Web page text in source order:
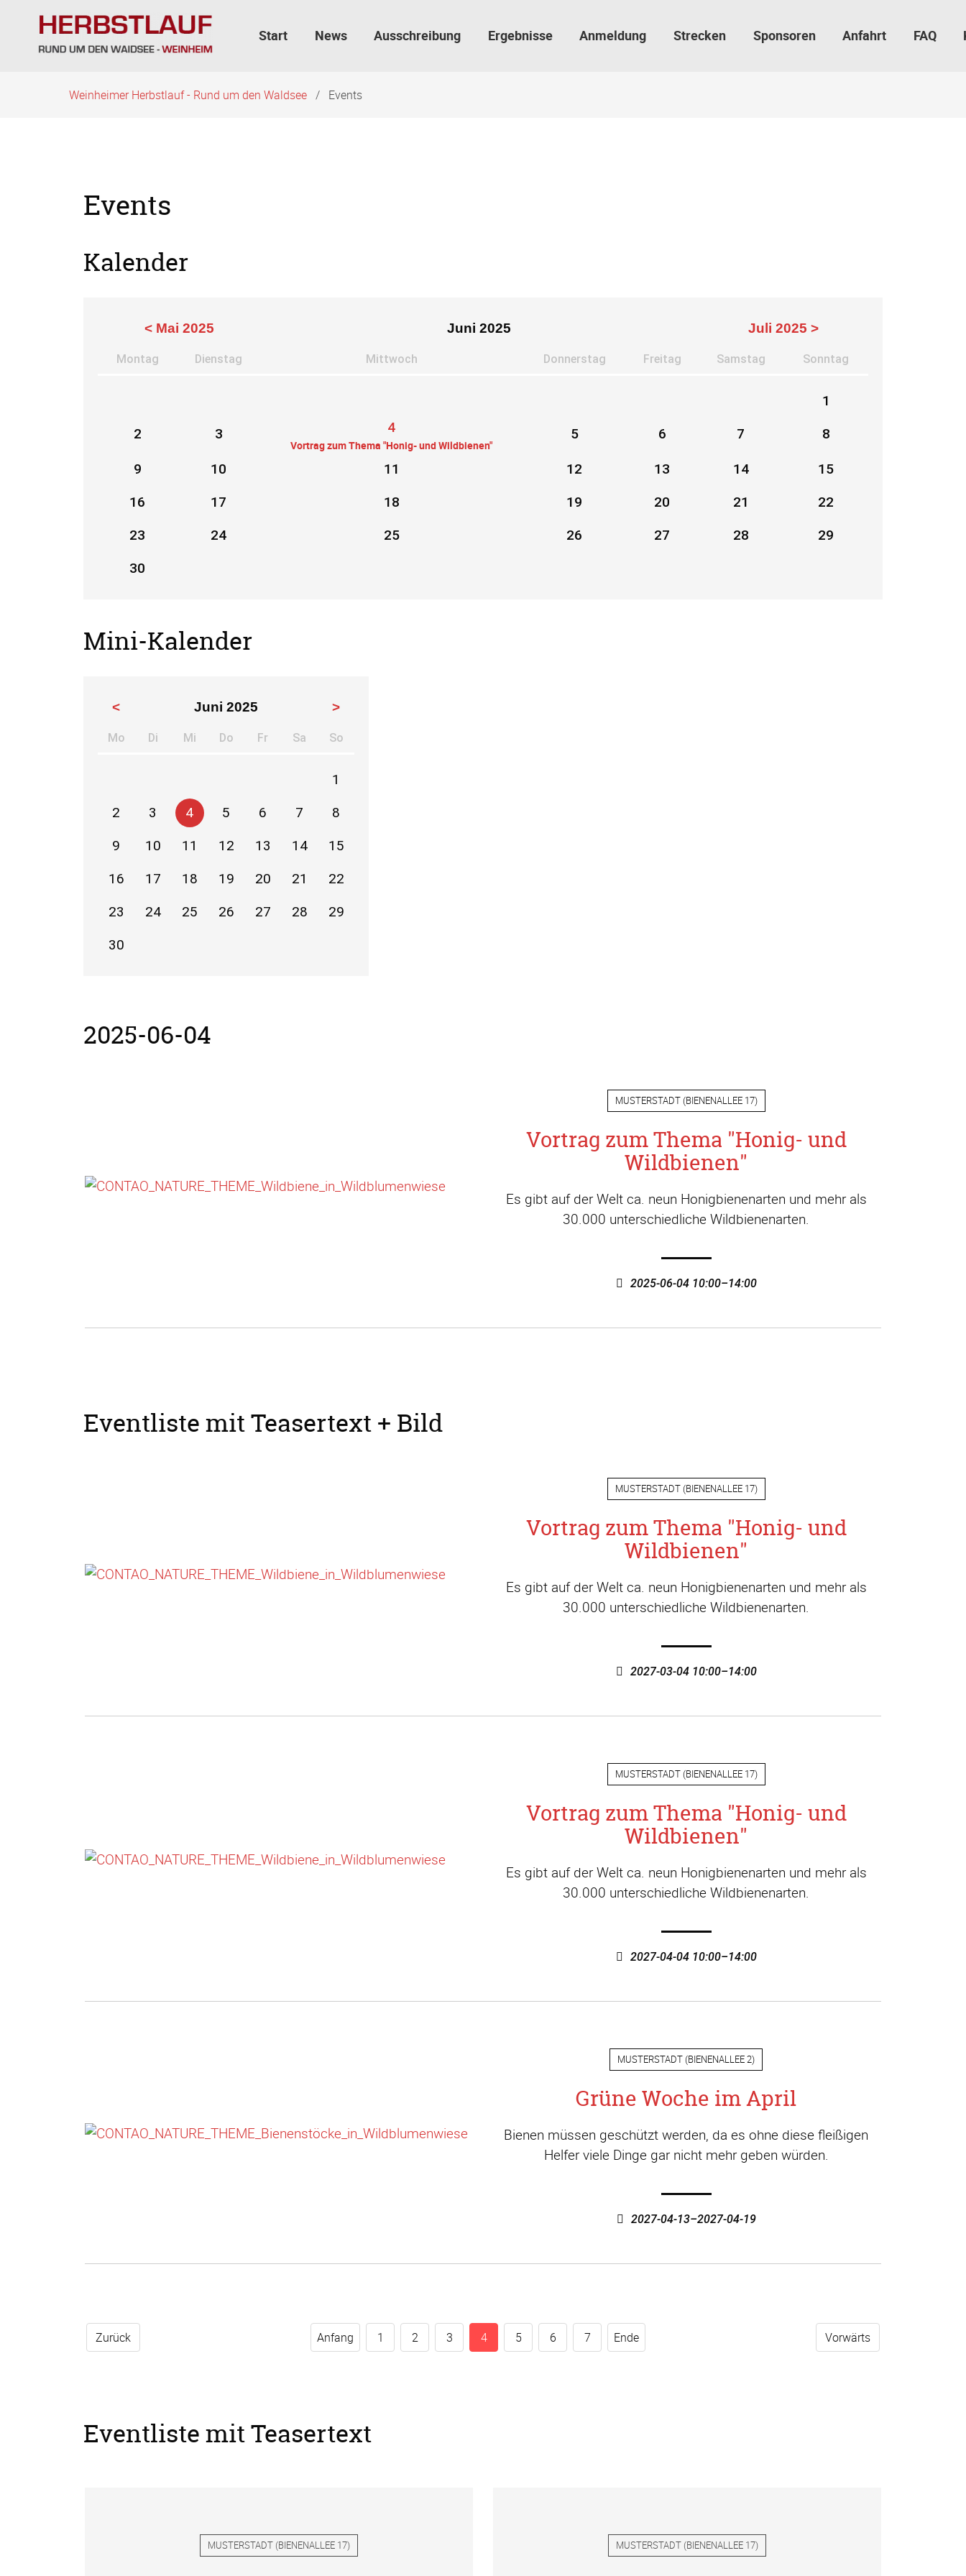
überspringen
Start News Ausschreibung Ergebnisse Anmeldung Strecken Sponsoren Anfahrt FAQ
Weinheimer Herbstlauf - Rund um den Waldsee Events
Events
Kalender
< Mai 2025 Juni 2025 Juli 2025 >
Montag Dienstag Mittwoch Donnerstag Freitag Samstag Sonntag
1
2
3 4
Vortrag zum Thema "Honig- und Wildbienen"
5 6 7 8
9 10 11 12 13 14
15
16
17 18 19 20 21
22
23
24 25 26 27 28
29
30
Mini-Kalender
< Juni 2025 >
Mo ntag
Di enstag
Mi ttwoch
Do nnerstag
Fr eitag
Sa mstag
So
1
2
3 4 5 6 7
8
9
10 11 12 13 14
15
16
17 18 19 20 21
22
23
24 25 26 27 28
29
30
2025-06-04
MUSTERSTADT(BIENENALLEE 17)
Vortrag zum Thema "Honig- und
Wildbienen"
Es gibt auf der Welt ca. neun Honigbienenarten und mehr als
30.000 unterschiedliche Wildbienenarten.
2025-06-04 10:00–14:00
Eventliste mit Teasertext + Bild
MUSTERSTADT(BIENENALLEE 17)
Vortrag zum Thema "Honig- und
Wildbienen"
Es gibt auf der Welt ca. neun Honigbienenarten und mehr als
30.000 unterschiedliche Wildbienenarten.
2027-03-04 10:00–14:00
MUSTERSTADT(BIENENALLEE 17)
Vortrag zum Thema "Honig- und
Wildbienen"
Es gibt auf der Welt ca. neun Honigbienenarten und mehr als
30.000 unterschiedliche Wildbienenarten.
2027-04-04 10:00–14:00
MUSTERSTADT (BIENENALLEE 2)
Grüne Woche im April
Bienen müssen geschützt werden, da es ohne diese fleißigen
Helfer viele Dinge gar nicht mehr geben würden.
2027-04-13–2027-04-19
Zurück Vorwärts
Anfang 1 2 3 4 5 6 7 Ende
Eventliste mit Teasertext
MUSTERSTADT (BIENENALLEE 17) MUSTERSTADT (BIENENALLEE 17)